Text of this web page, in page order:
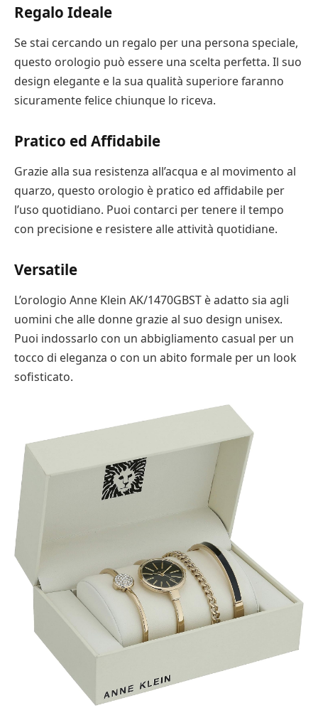
Regalo Ideale
Se stai cercando un regalo per una persona speciale,
questo orologio può essere una scelta perfetta. Il suo
design elegante e la sua qualità superiore faranno
sicuramente felice chiunque lo riceva.
Pratico ed Affidabile
Grazie alla sua resistenza all’acqua e al movimento al
quarzo, questo orologio è pratico ed affidabile per
l’uso quotidiano. Puoi contarci per tenere il tempo
con precisione e resistere alle attività quotidiane.
Versatile
L’orologio Anne Klein AK/1470GBST è adatto sia agli
uomini che alle donne grazie al suo design unisex.
Puoi indossarlo con un abbigliamento casual per un
tocco di eleganza o con un abito formale per un look
sofisticato.